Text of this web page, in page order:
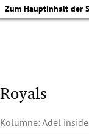
Zum Hauptinhalt der
Royals
Kolumne: Adel inside